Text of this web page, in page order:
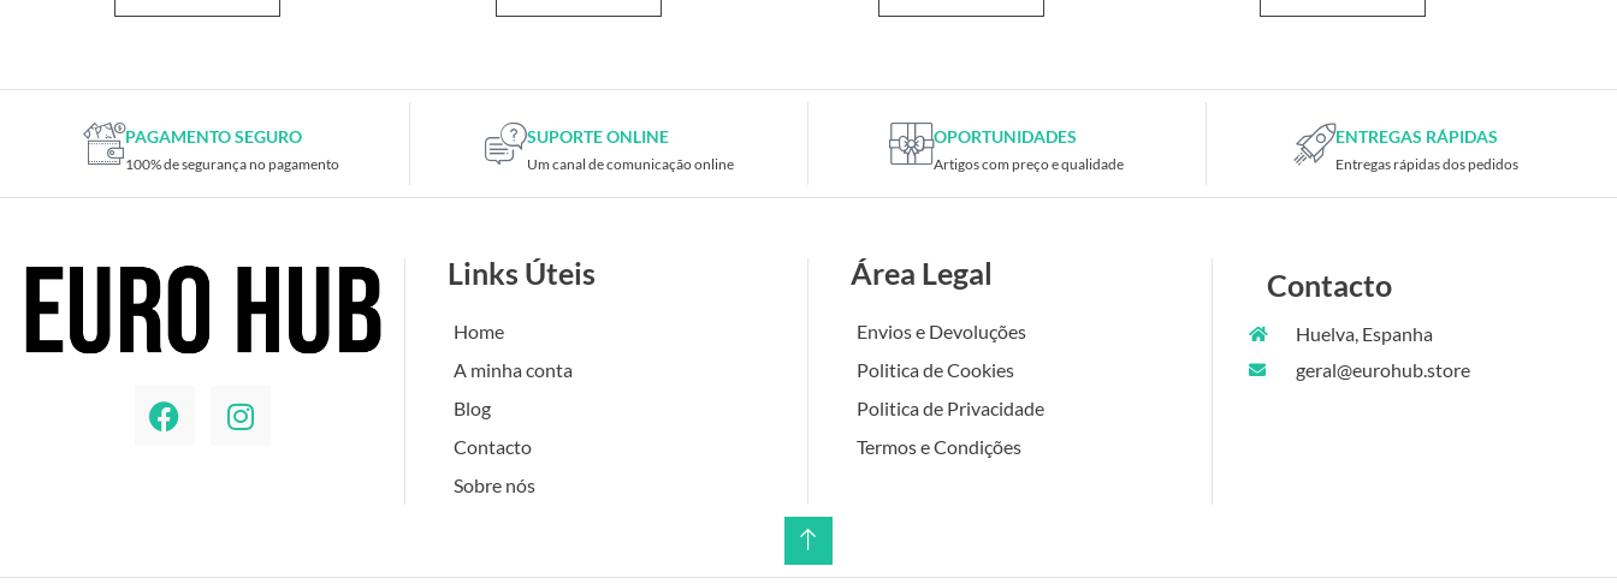
PAGAMENTO SEGURO
100% de segurança no pagamento
SUPORTE ONLINE
Um canal de comunicação online
OPORTUNIDADES
Artigos com preço e qualidade
ENTREGAS RÁPIDAS
Entregas rápidas dos pedidos
Links Úteis
Home
A minha conta
Blog
Contacto
Sobre nós
Área Legal
Envios e Devoluções
Politica de Cookies
Politica de Privacidade
Termos e Condições
Contacto
Huelva, Espanha
geral@eurohub.store